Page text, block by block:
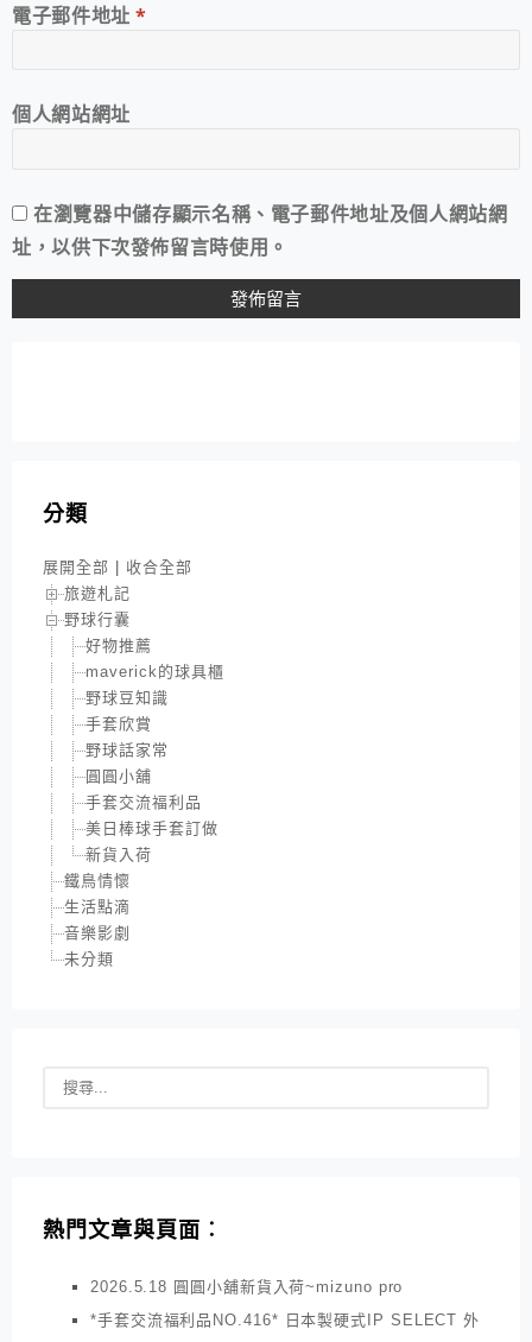
電子郵件地址*
個人網站網址
在瀏覽器中儲存顯示名稱、電子郵件地址及個人網站網
址，以供下次發佈留言時使用。
分類
展開全部
收合全部
旅遊札記
野球行囊
好物推薦
maverick的球具櫃
野球豆知識
手套欣賞
野球話家常
圓圓小舖
手套交流福利品
美日棒球手套訂做
新貨入荷
鐵鳥情懷
生活點滴
音樂影劇
未分類
熱門文章與頁面︰
2026.5.18 圓圓小舖新貨入荷~mizuno pro
*手套交流福利品NO.416* 日本製硬式IP SELECT 外